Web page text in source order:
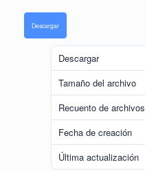
Descargar
Descargar
Tamaño del archivo
Recuento de archivos
Fecha de creación
Última actualización